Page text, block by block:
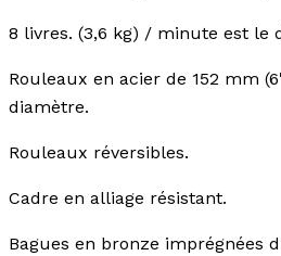
8 livres. (3,6 kg) / minute est le
Rouleaux en acier de 152 mm
diamètre.
Rouleaux réversibles.
Cadre en alliage résistant.
Bagues en bronze imprégnées